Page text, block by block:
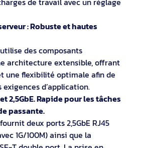
: Robuste et hautes
des composants
architecture extensible, offrant
une flexibilité optimale afin de
d’application.
2,5GbE. Rapide pour les tâches
passante.
deux ports 2,5GbE RJ45
1G/100M) ainsi que la